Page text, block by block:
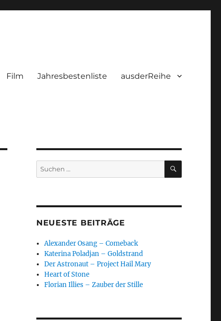
Film Jahresbestenliste ausderReihe
Suchen
nach:
SUCHEN
NEUESTE BEITRÄGE
Alexander Osang – Comeback
Katerina Poladjan – Goldstrand
Der Astronaut – Project Hail Mary
Heart of Stone
Florian Illies – Zauber der Stille